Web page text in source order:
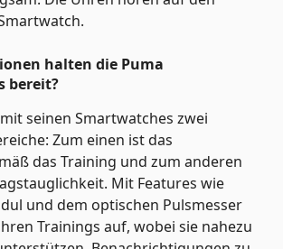
halten die Puma
bereit?
seinen Smartwatches zwei
Zum einen ist das
das Training und zum anderen
Mit Features wie
und dem optischen Pulsmesser
Trainings auf, wobei sie nahezu